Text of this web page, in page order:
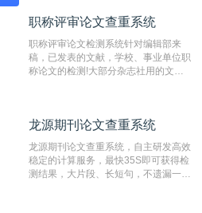
检测速度快、精度高，市场反映良好。
职称评审论文查重系统
职称评审论文检测系统针对编辑部来
稿，已发表的文献，学校、事业单位职
称论文的检测!大部分杂志社用的文献
编辑部检测来稿和已发表的文献,检测
测时注意填写第一作者,才能排除已发
表文献复制比。（限制字符数1万）
龙源期刊论文查重系统
龙源期刊论文查重系统，自主研发高效
稳定的计算服务，最快35S即可获得检
测结果，大片段、长短句，不遗漏一处